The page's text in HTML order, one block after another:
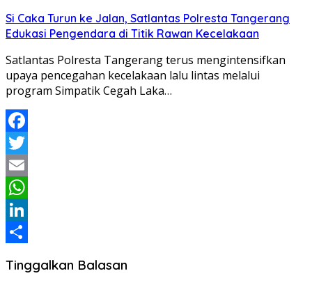
Si Caka Turun ke Jalan, Satlantas Polresta Tangerang
Edukasi Pengendara di Titik Rawan Kecelakaan
Satlantas Polresta Tangerang terus mengintensifkan
upaya pencegahan kecelakaan lalu lintas melalui
program Simpatik Cegah Laka…
Facebook
Twitter
Email
WhatsApp
LinkedIn
Tinggalkan Balasan